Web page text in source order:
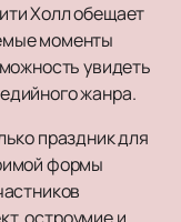
Холл обещает
моменты
увидеть
жанра.
праздник для
формы